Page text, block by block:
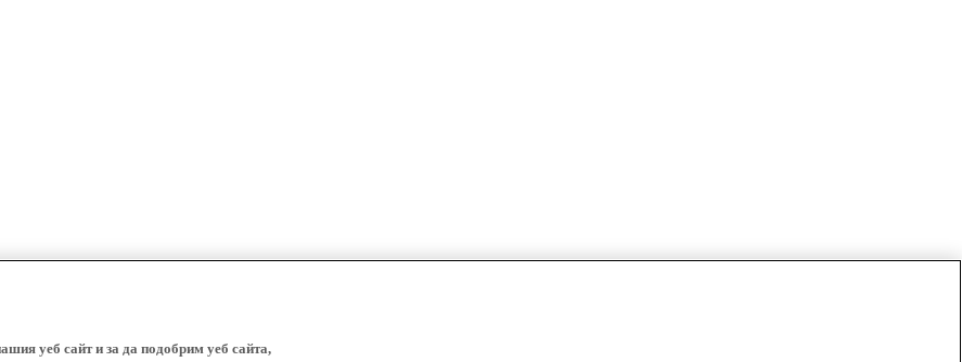
уеб сайт и за да подобрим уеб сайта,